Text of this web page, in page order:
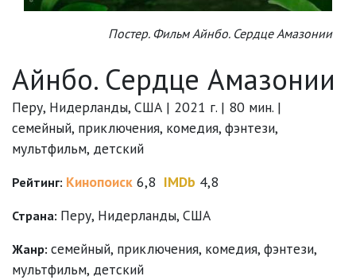
Постер. Фильм Айнбо. Сердце Амазонии
Айнбо. Сердце Амазонии
Перу, Нидерланды, США | 2021 г. | 80 мин. |
семейный, приключения, комедия, фэнтези,
мультфильм, детский
Рейтинг: Кинопоиск 6,8 IMDb 4,8
Страна: Перу, Нидерланды, США
Жанр: семейный, приключения, комедия, фэнтези,
мультфильм, детский